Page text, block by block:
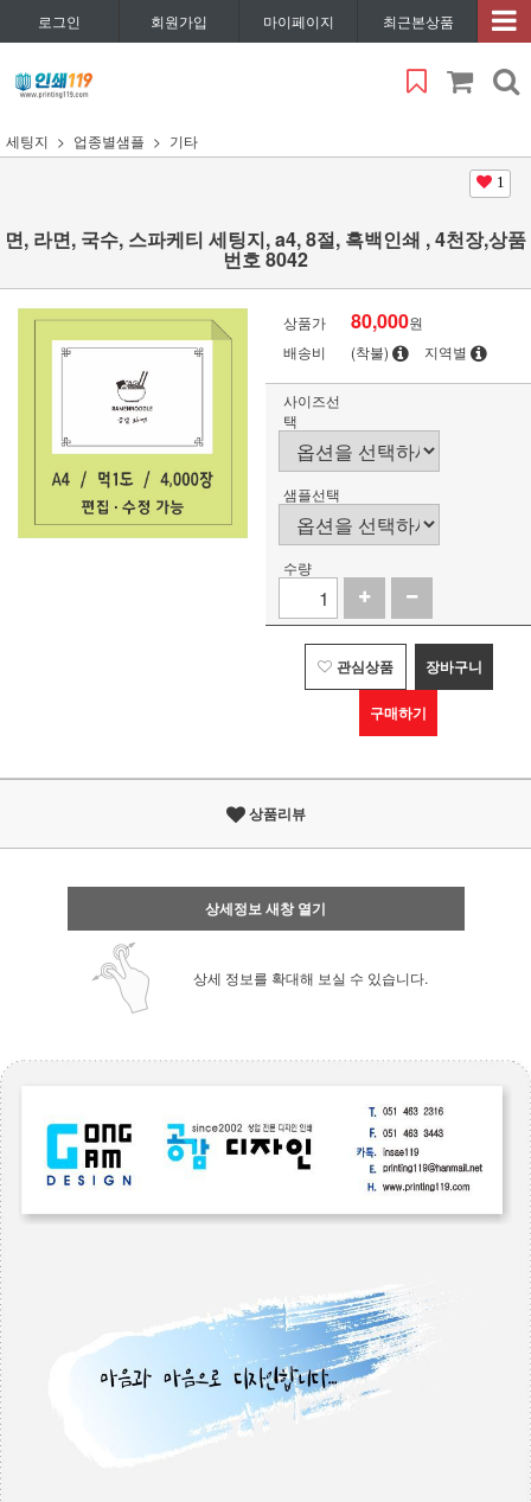
로그인 회원가입 마이페이지 최근본상품
세팅지 업종별샘플 기타
1
면, 라면, 국수, 스파케티 세팅지, a4, 8절, 흑백인쇄 , 4천장,상품
번호 8042
상품가 80,000원
배송비
(착불) 지역별
사이즈선
택
샘플선택
수량
관심상품 장바구니
구매하기
상품리뷰
상세정보 새창 열기
상세 정보를 확대해 보실 수 있습니다.